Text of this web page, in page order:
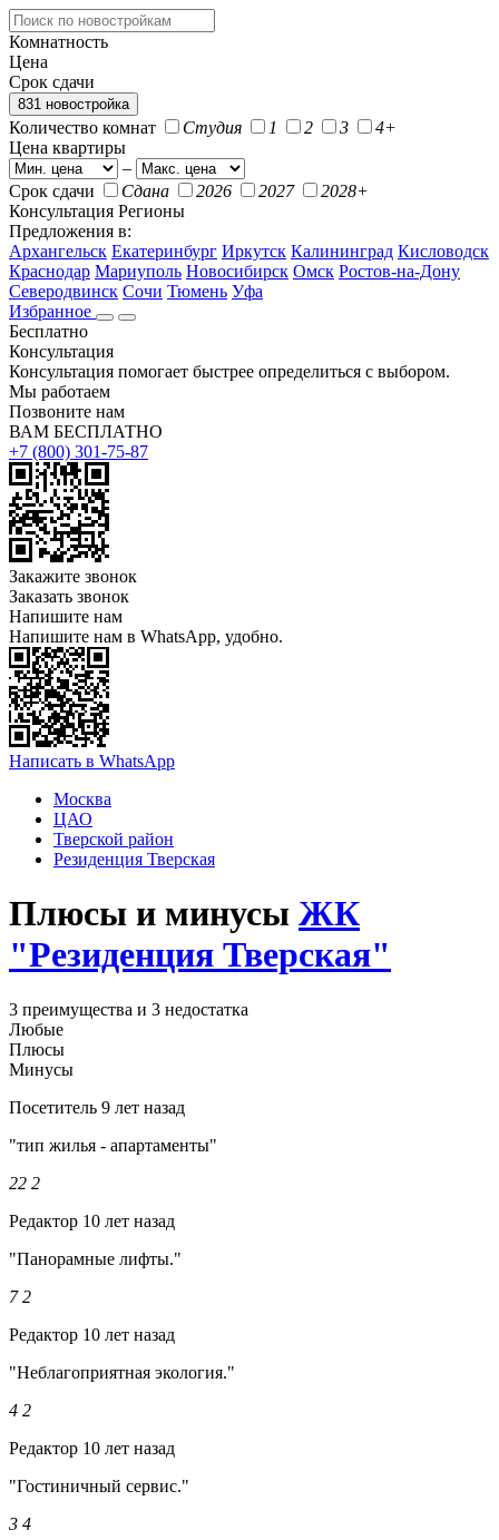
Комнатность
Цена
Срок сдачи
831 новостройка
Количество комнат Студия 1 2 3
4+
Цена квартиры
–
Срок сдачи
Сдана 2026 2027
2028+
Консультация Регионы
Предложения в:
Архангельск Екатеринбург Иркутск Калининград Кисловодск
Краснодар Мариуполь Новосибирск Омск Ростов-на-Дону
Северодвинск Сочи Тюмень Уфа
Избранное
Бесплатно
Консультация
Консультация помогает быстрее определиться с выбором.
Мы работаем
Позвоните нам
ВАМ БЕСПЛАТНО
+7 (800) 301-75-87
Закажите звонок
Заказать звонок
Напишите нам
Напишите нам в WhatsApp, удобно.
Написать в WhatsApp
Москва
ЦАО
Тверской район
Резиденция Тверская
Плюсы и минусы ЖК
"Резиденция Тверская"
3 преимущества и 3 недостатка
Любые
Плюсы
Минусы
Посетитель 9 лет назад
"тип жилья - апартаменты"
22 2
Редактор 10 лет назад
"Панорамные лифты."
7 2
Редактор 10 лет назад
"Неблагоприятная экология."
4 2
Редактор 10 лет назад
"Гостиничный сервис."
3 4